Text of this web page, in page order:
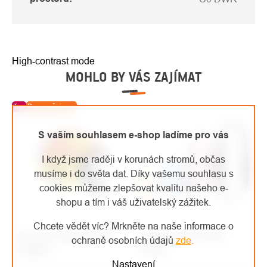
S vaším souhlasem e-shop ladíme pro vás
I když jsme raději v korunách stromů, občas
musíme i do světa dat. Díky vašemu souhlasu s
cookies můžeme zlepšovat kvalitu našeho e-
shopu a tím i váš uživatelský zážitek.
Chcete vědět víc? Mrkněte na naše informace o
ochraně osobních údajů zde.
Nastavení
High-contrast mode
MOHLO BY VÁS ZAJÍMAT
Top Doporučujeme
Protos Integral přilba
Singing Rock OPEN